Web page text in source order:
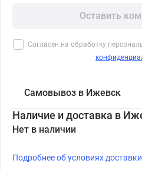
Оставить
Согласен на обработку
Самовывоз в Ижевск
Наличие и доставка в
Нет в наличии
Подробнее об условиях доставки